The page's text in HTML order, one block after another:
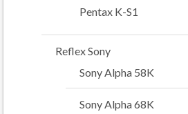
Pentax K-S1
Reflex Sony
Sony Alpha 58K
Sony Alpha 68K